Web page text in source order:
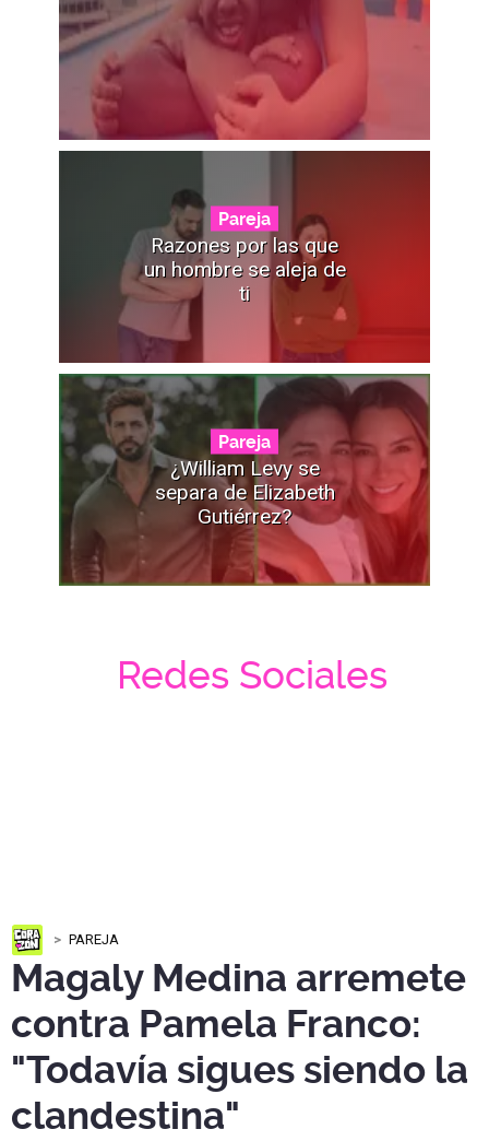
Pareja
Razones por las que
un hombre se aleja de
ti
Pareja
¿William Levy se
separa de Elizabeth
Gutiérrez?
Redes Sociales
PAREJA
Magaly Medina arremete
contra Pamela Franco:
"Todavía sigues siendo la
clandestina"